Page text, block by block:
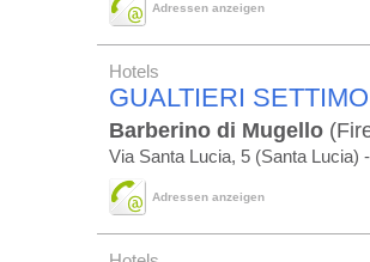
Adressen anzeigen
Hotels
GUALTIERI SETTIMO
Barberino di Mugello
Via Santa Lucia, 5 (Santa Lucia)
Adressen anzeigen